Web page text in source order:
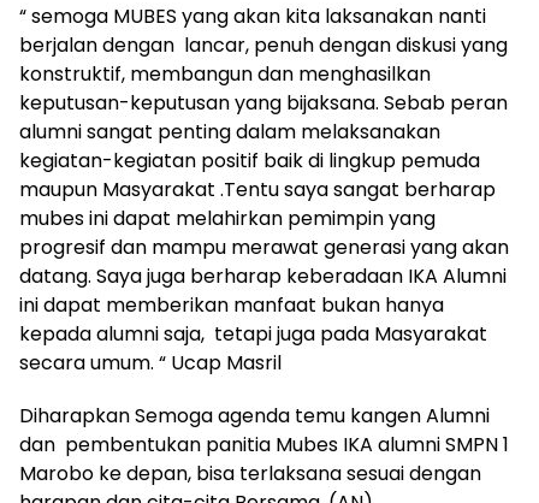
“ semoga MUBES yang akan kita laksanakan nanti
berjalan dengan lancar, penuh dengan diskusi yang
konstruktif, membangun dan menghasilkan
keputusan-keputusan yang bijaksana. Sebab peran
alumni sangat penting dalam melaksanakan
kegiatan-kegiatan positif baik di lingkup pemuda
maupun Masyarakat .Tentu saya sangat berharap
mubes ini dapat melahirkan pemimpin yang
progresif dan mampu merawat generasi yang akan
datang. Saya juga berharap keberadaan IKA Alumni
ini dapat memberikan manfaat bukan hanya
kepada alumni saja, tetapi juga pada Masyarakat
secara umum. “ Ucap Masril
Diharapkan Semoga agenda temu kangen Alumni
dan pembentukan panitia Mubes IKA alumni SMPN 1
Marobo ke depan, bisa terlaksana sesuai dengan